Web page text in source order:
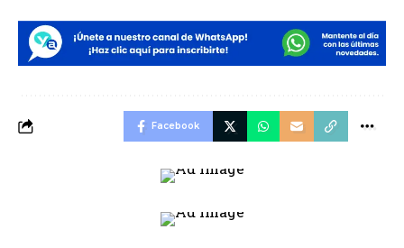
Facebook